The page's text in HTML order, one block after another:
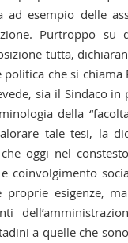
ad esempio delle
Purtroppo
tutta,
che si
sia il Sindaco
della
tale tesi, la
oggi nel
coinvolgimento
proprie esigenze,
a quelle che